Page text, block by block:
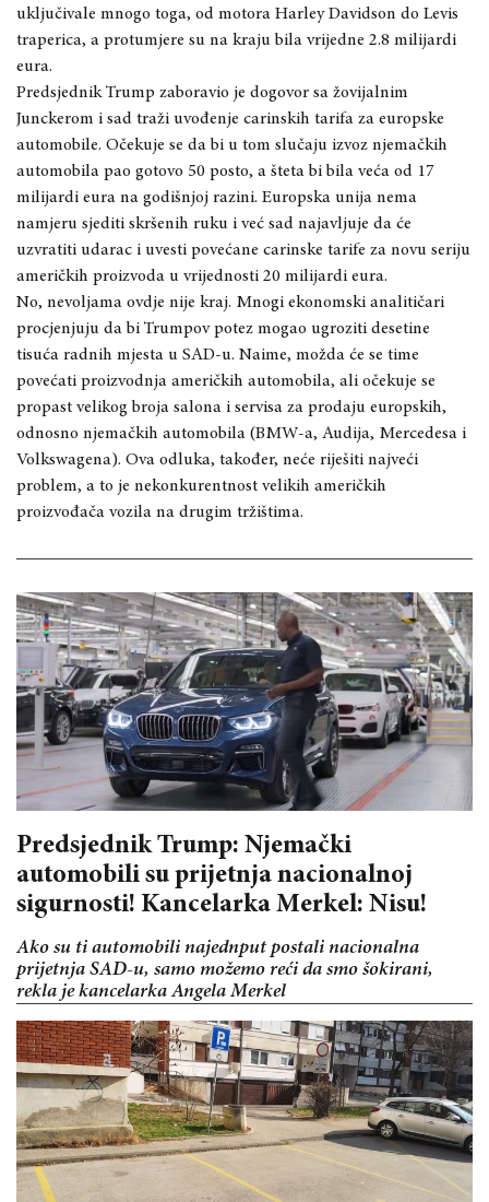
uključivale mnogo toga, od motora Harley Davidson do Levis
traperica, a protumjere su na kraju bila vrijedne 2.8 milijardi
eura.
Predsjednik Trump zaboravio je dogovor sa žovijalnim
Junckerom i sad traži uvođenje carinskih tarifa za europske
automobile. Očekuje se da bi u tom slučaju izvoz njemačkih
automobila pao gotovo 50 posto, a šteta bi bila veća od 17
milijardi eura na godišnjoj razini. Europska unija nema
namjeru sjediti skršenih ruku i već sad najavljuje da će
uzvratiti udarac i uvesti povećane carinske tarife za novu seriju
američkih proizvoda u vrijednosti 20 milijardi eura.
No, nevoljama ovdje nije kraj. Mnogi ekonomski analitičari
procjenjuju da bi Trumpov potez mogao ugroziti desetine
tisuća radnih mjesta u SAD-u. Naime, možda će se time
povećati proizvodnja američkih automobila, ali očekuje se
propast velikog broja salona i servisa za prodaju europskih,
odnosno njemačkih automobila (BMW-a, Audija, Mercedesa i
Volkswagena). Ova odluka, također, neće riješiti najveći
problem, a to je nekonkurentnost velikih američkih
proizvođača vozila na drugim tržištima.
Predsjednik Trump: Njemački
automobili su prijetnja nacionalnoj
sigurnosti! Kancelarka Merkel: Nisu!
Ako su ti automobili najednput postali nacionalna
prijetnja SAD-u, samo možemo reći da smo šokirani,
rekla je kancelarka Angela Merkel